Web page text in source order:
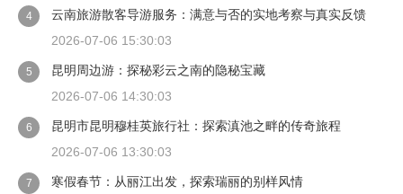
4
云南旅游散客导游服务：满意与否的实地考察与真实反馈
2026-07-06 15:30:03
5
昆明周边游：探秘彩云之南的隐秘宝藏
2026-07-06 14:30:03
6
昆明市昆明穆桂英旅行社：探索滇池之畔的传奇旅程
2026-07-06 13:30:03
7 寒假春节：从丽江出发，探索瑞丽的别样风情